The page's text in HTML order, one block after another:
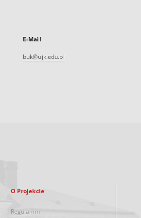
E-Mail
buk@ujk.edu.pl
O Projekcie
Regulamin